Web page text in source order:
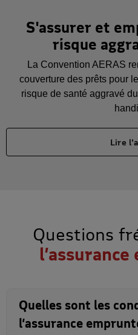
S'assurer et
risque
La Convention AERAS
couverture des prêts pour
risque de santé aggravé
Lire
Questions
Quelles sont les
l’assurance